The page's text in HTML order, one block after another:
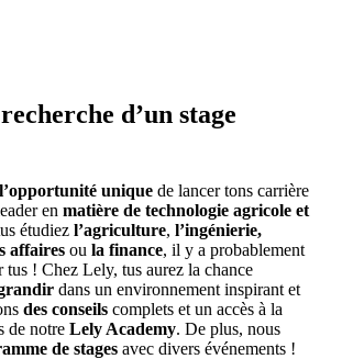
d’un stage
l’opportunité unique de lancer tons carrière
en matière de technologie agricole et
étudiez l’agriculture, l’ingénierie,
affaires ou la finance, il y a probablement
! Chez Lely, tus aurez la chance
dans un environnement inspirant et
des conseils complets et un accès à la
de notre Lely Academy. De plus, nous
de stages avec divers événements !